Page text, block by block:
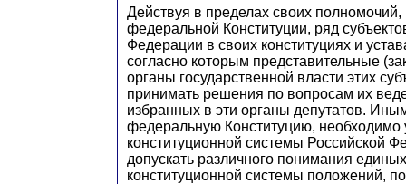
Действуя в пределах своих
федеральной Конституции, ряд
Федерации в своих конституциях и
согласно которым представительные
органы государственной власти этих
принимать решения по вопросам их
избранных в эти органы депутатов.
федеральную Конституцию, необходимо
конституционной системы Российской
допускать различного понимания
конституционной системы положений,